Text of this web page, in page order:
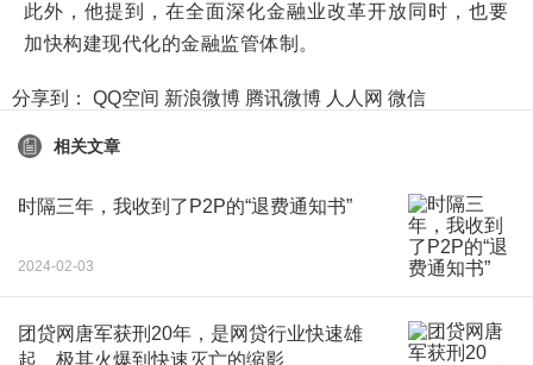
此外，他提到，在全面深化金融业改革开放同时，也要
加快构建现代化的金融监管体制。
分享到： QQ空间 新浪微博 腾讯微博 人人网 微信
相关文章
时隔三年，我收到了P2P的“退费通知书”
2024-02-03
团贷网唐军获刑20年，是网贷行业快速雄
起、极其火爆到快速灭亡的缩影